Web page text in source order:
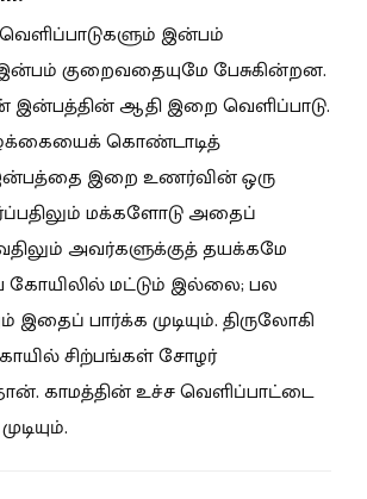
இன்பம்
குறைவதையுமே பேசுகின்றன.
இன்பத்தின் ஆதி இறை வெளிப்பாடு.
கொண்டாடித்
இறை உணர்வின் ஒரு
மக்களோடு அதைப்
அவர்களுக்குத் தயக்கமே
கோயிலில் மட்டும் இல்லை; பல
பார்க்க முடியும். திருலோகி
கோயில் சிற்பங்கள் சோழர்
காமத்தின் உச்ச வெளிப்பாட்டை